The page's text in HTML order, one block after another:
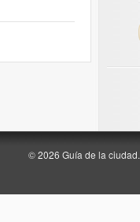
© 2026 Guía de la ciudad.